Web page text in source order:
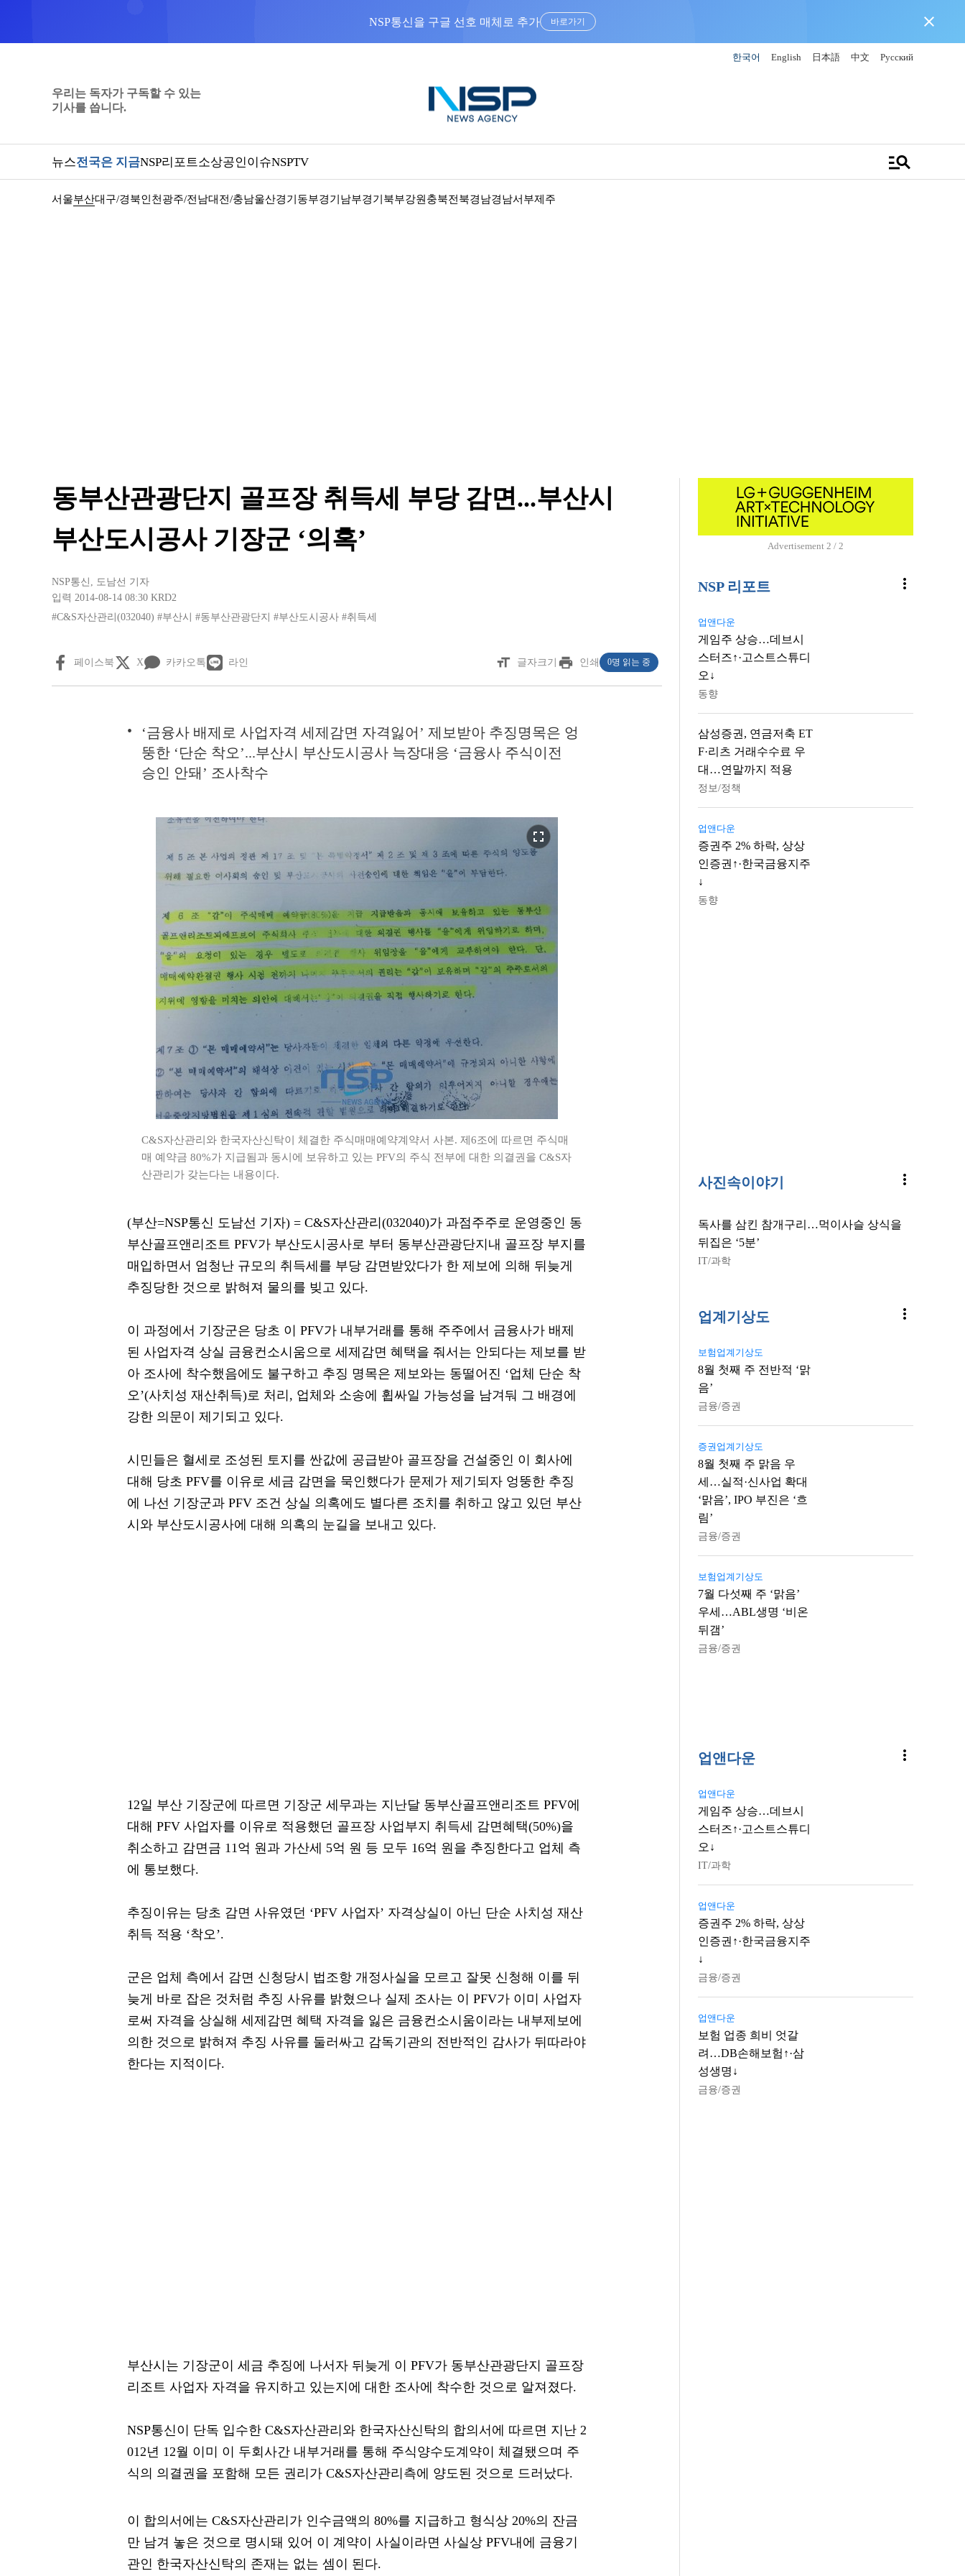
NSP통신을 구글 선호 매체로 추가 바로가기 close
한국어 English 日本語 中文 Русский
우리는 독자가 구독할 수 있는
기사를 씁니다.
뉴스전국은 지금NSP리포트소상공인이슈NSPTV manage_search
서울부산대구/경북인천 광주/전남대전/충남울산경기동부경기남부경기북부강원 충북전북경남경남서부제주
동부산관광단지 골프장 취득세 부당 감면...부산시
부산도시공사 기장군 ‘의혹’
NSP통신 , 도남선 기자
입력 2014-08-14 08:30 KRD2
#C&S자산관리(032040) #부산시 #동부산관광단지 #부산도시공사 #취득세
페이스북 X 카카오톡 라인 format_size 글자크기 print 인쇄 0명 읽는 중
‘금융사 배제로 사업자격 세제감면 자격잃어’ 제보받아 추징명목은 엉
뚱한 ‘단순 착오’...부산시 부산도시공사 늑장대응 ‘금융사 주식이전
승인 안돼’ 조사착수
fullscreen
C&S자산관리와 한국자산신탁이 체결한 주식매매예약계약서 사본. 제6조에 따르면 주식매
매 예약금 80%가 지급됨과 동시에 보유하고 있는 PFV의 주식 전부에 대한 의결권을 C&S자
산관리가 갖는다는 내용이다.
(부산=NSP통신 도남선 기자) = C&S자산관리(032040)가 과점주주로 운영중인 동
부산골프앤리조트 PFV가 부산도시공사로 부터 동부산관광단지내 골프장 부지를
매입하면서 엄청난 규모의 취득세를 부당 감면받았다가 한 제보에 의해 뒤늦게
추징당한 것으로 밝혀져 물의를 빚고 있다.
이 과정에서 기장군은 당초 이 PFV가 내부거래를 통해 주주에서 금융사가 배제
된 사업자격 상실 금융컨소시움으로 세제감면 혜택을 줘서는 안되다는 제보를 받
아 조사에 착수했음에도 불구하고 추징 명목은 제보와는 동떨어진 ‘업체 단순 착
오’(사치성 재산취득)로 처리, 업체와 소송에 휩싸일 가능성을 남겨둬 그 배경에
강한 의문이 제기되고 있다.
시민들은 혈세로 조성된 토지를 싼값에 공급받아 골프장을 건설중인 이 회사에
대해 당초 PFV를 이유로 세금 감면을 묵인했다가 문제가 제기되자 엉뚱한 추징
에 나선 기장군과 PFV 조건 상실 의혹에도 별다른 조치를 취하고 않고 있던 부산
시와 부산도시공사에 대해 의혹의 눈길을 보내고 있다.
12일 부산 기장군에 따르면 기장군 세무과는 지난달 동부산골프앤리조트 PFV에
대해 PFV 사업자를 이유로 적용했던 골프장 사업부지 취득세 감면혜택(50%)을
취소하고 감면금 11억 원과 가산세 5억 원 등 모두 16억 원을 추징한다고 업체 측
에 통보했다.
추징이유는 당초 감면 사유였던 ‘PFV 사업자’ 자격상실이 아닌 단순 사치성 재산
취득 적용 ‘착오’.
군은 업체 측에서 감면 신청당시 법조항 개정사실을 모르고 잘못 신청해 이를 뒤
늦게 바로 잡은 것처럼 추징 사유를 밝혔으나 실제 조사는 이 PFV가 이미 사업자
로써 자격을 상실해 세제감면 혜택 자격을 잃은 금융컨소시움이라는 내부제보에
의한 것으로 밝혀져 추징 사유를 둘러싸고 감독기관의 전반적인 감사가 뒤따라야
한다는 지적이다.
부산시는 기장군이 세금 추징에 나서자 뒤늦게 이 PFV가 동부산관광단지 골프장
리조트 사업자 자격을 유지하고 있는지에 대한 조사에 착수한 것으로 알져졌다.
NSP통신이 단독 입수한 C&S자산관리와 한국자산신탁의 합의서에 따르면 지난 2
012년 12월 이미 이 두회사간 내부거래를 통해 주식양수도계약이 체결됐으며 주
식의 의결권을 포함해 모든 권리가 C&S자산관리측에 양도된 것으로 드러났다.
이 합의서에는 C&S자산관리가 인수금액의 80%를 지급하고 형식상 20%의 잔금
만 남겨 놓은 것으로 명시돼 있어 이 계약이 사실이라면 사실상 PFV내에 금융기
관인 한국자산신탁의 존재는 없는 셈이 된다.
Advertisement 2 / 2
NSP 리포트 more_vert
업앤다운
게임주 상승…데브시
스터즈↑·고스트스튜디
오↓
동향
삼성증권, 연금저축 ET
F·리츠 거래수수료 우
대…연말까지 적용
정보/정책
업앤다운
증권주 2% 하락, 상상
인증권↑·한국금융지주
↓
동향
사진속이야기 more_vert
독사를 삼킨 참개구리…먹이사슬 상식을
뒤집은 ‘5분’
IT/과학
업계기상도 more_vert
보험업계기상도
8월 첫째 주 전반적 ‘맑
음’
금융/증권
증권업계기상도
8월 첫째 주 맑음 우
세…실적·신사업 확대
‘맑음’, IPO 부진은 ‘흐
림’
금융/증권
보험업계기상도
7월 다섯째 주 ‘맑음’
우세…ABL생명 ‘비온
뒤갬’
금융/증권
업앤다운 more_vert
업앤다운
게임주 상승…데브시
스터즈↑·고스트스튜디
오↓
IT/과학
업앤다운
증권주 2% 하락, 상상
인증권↑·한국금융지주
↓
금융/증권
업앤다운
보험 업종 희비 엇갈
려…DB손해보험↑·삼
성생명↓
금융/증권